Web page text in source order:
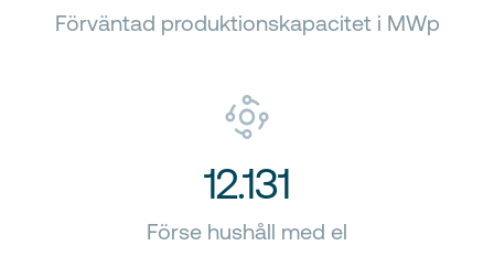
Förväntad produktionskapacitet i MWp
12.131
Förse hushåll med el